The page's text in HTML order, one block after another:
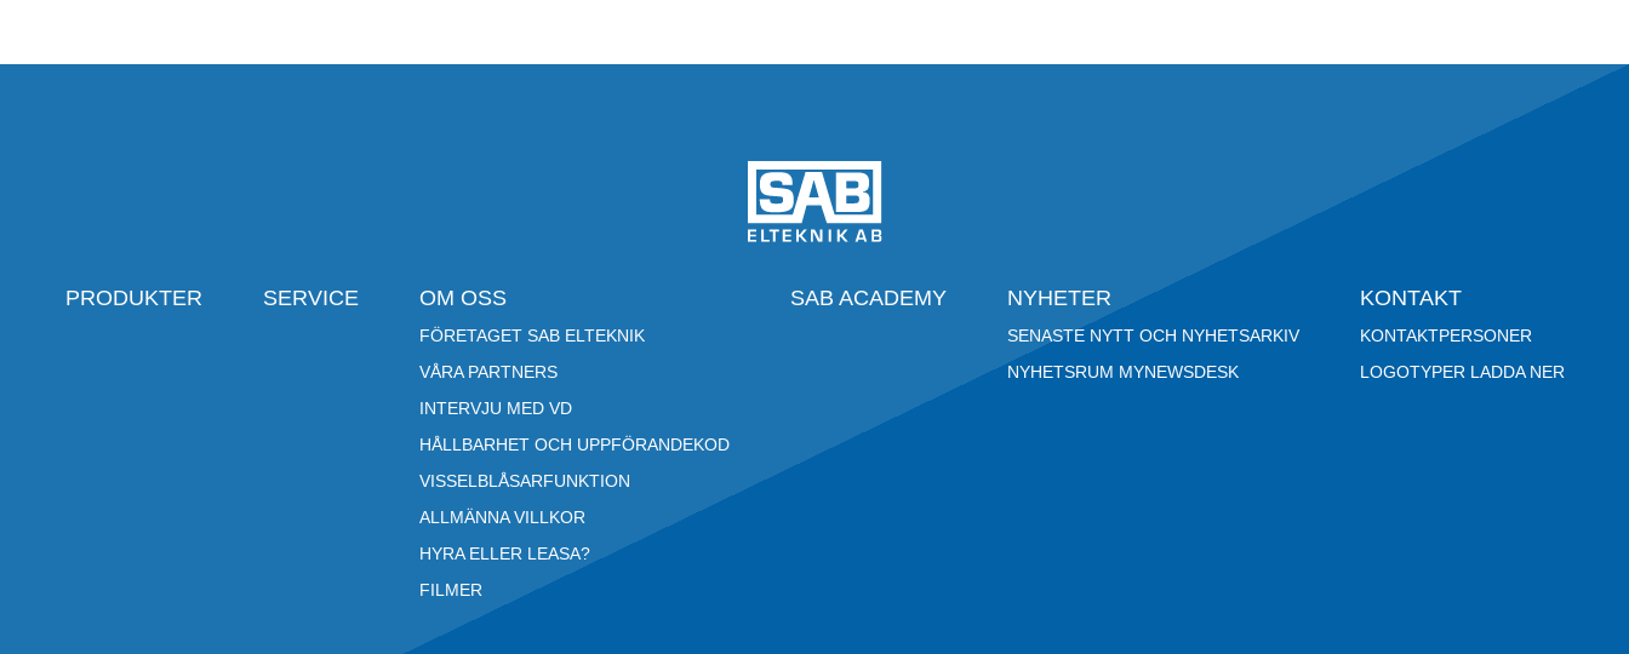
PRODUKTER SERVICE OM OSS
FÖRETAGET SAB ELTEKNIK
VÅRA PARTNERS
INTERVJU MED VD
HÅLLBARHET OCH UPPFÖRANDEKOD
VISSELBLÅSARFUNKTION
ALLMÄNNA VILLKOR
HYRA ELLER LEASA?
FILMER
SAB ACADEMY NYHETER
SENASTE NYTT OCH NYHETSARKIV
NYHETSRUM MYNEWSDESK
KONTAKT
KONTAKTPERSONER
LOGOTYPER LADDA NER